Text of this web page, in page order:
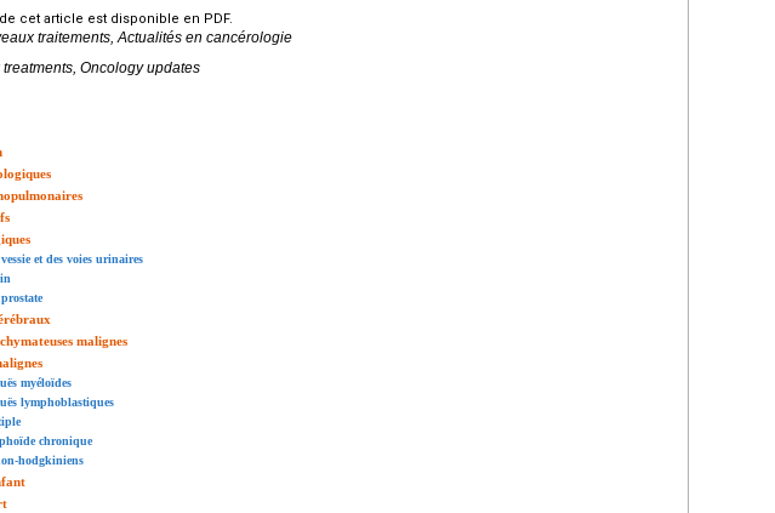
cet article est disponible en PDF.
traitements, Actualités en cancérologie
treatments, Oncology updates
et des voies urinaires
malignes
myéloïdes
lymphoblastiques
chronique
hodgkiniens